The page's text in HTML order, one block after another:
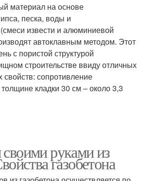
материал на основе
песка, воды и
извести и алюминиевой
автоклавным методом. Этот
с пористой структурой
строительстве ввиду отличных
сопротивление
кладки 30 см – около 3,3
руками из
газобетона